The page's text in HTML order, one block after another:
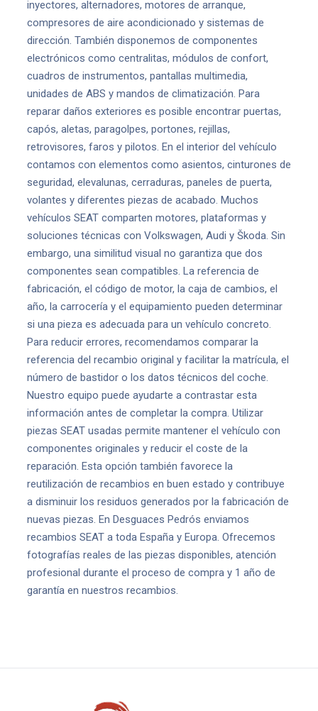
inyectores, alternadores, motores de arranque,
compresores de aire acondicionado y sistemas de
dirección. También disponemos de componentes
electrónicos como centralitas, módulos de confort,
cuadros de instrumentos, pantallas multimedia,
unidades de ABS y mandos de climatización. Para
reparar daños exteriores es posible encontrar puertas,
capós, aletas, paragolpes, portones, rejillas,
retrovisores, faros y pilotos. En el interior del vehículo
contamos con elementos como asientos, cinturones de
seguridad, elevalunas, cerraduras, paneles de puerta,
volantes y diferentes piezas de acabado. Muchos
vehículos SEAT comparten motores, plataformas y
soluciones técnicas con Volkswagen, Audi y Škoda. Sin
embargo, una similitud visual no garantiza que dos
componentes sean compatibles. La referencia de
fabricación, el código de motor, la caja de cambios, el
año, la carrocería y el equipamiento pueden determinar
si una pieza es adecuada para un vehículo concreto.
Para reducir errores, recomendamos comparar la
referencia del recambio original y facilitar la matrícula, el
número de bastidor o los datos técnicos del coche.
Nuestro equipo puede ayudarte a contrastar esta
información antes de completar la compra. Utilizar
piezas SEAT usadas permite mantener el vehículo con
componentes originales y reducir el coste de la
reparación. Esta opción también favorece la
reutilización de recambios en buen estado y contribuye
a disminuir los residuos generados por la fabricación de
nuevas piezas. En Desguaces Pedrós enviamos
recambios SEAT a toda España y Europa. Ofrecemos
fotografías reales de las piezas disponibles, atención
profesional durante el proceso de compra y 1 año de
garantía en nuestros recambios.